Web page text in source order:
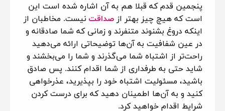
پنجمین قدم که قبلا هم به آن اشاره شده است این
است که هیچ چیز بهتر از صداقت نیست. مخاطبان از
اینکه دروغ بشنوند متنفرند و زمانی که شما صادقانه و
در عین شفافیت به آن‌ها توضیحاتی ارائه می‌دهید
راحت‌تر از اشتباه شما می‌گذرند و شما را می‌بخشند و
شاید حتی به طرفداری از شما اقدام کنند. پس صادق
باشید، مسئولیت اشتباه خود را بپذیرید، عذرخواهی
کنید و به آن‌ها اطمینان دهید که برای درست کردن
شرایط اقدام خواهید کرد.